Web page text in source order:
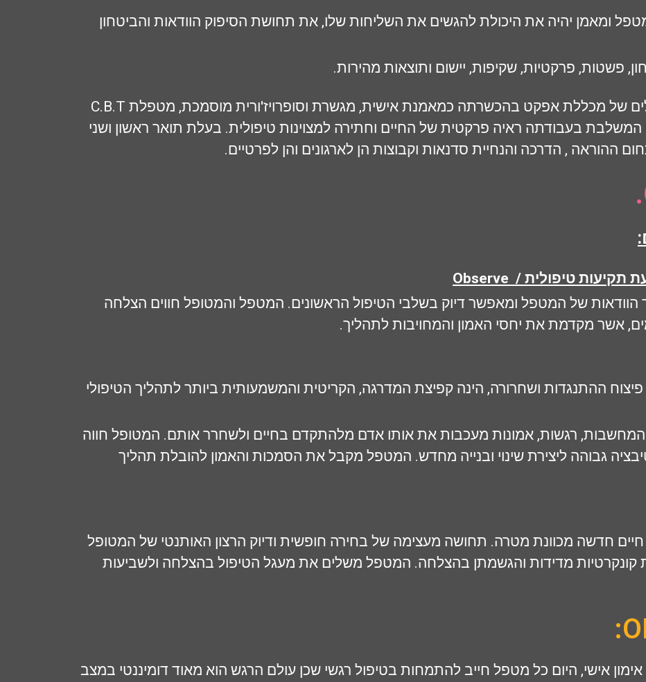
ומאמן יהיה את היכולת להגשים את השליחות שלו, את תחושת הסיפוק הוודאות והביטחון
פשטות, פרקטיות, שקיפות, יישום ותוצאות מהירות.
בטי שרם מייסדת שיטת ORB והבעלים של מכללת אפקט בהכשרתה כמאמנת אישית, מגשרת וסופרויז'ורית מוסמכת, מטפלת C.B.T
מורה לתטא היליניג, נטורופתית N.D המשלבת בעבודתה ראיה פרקטית של החיים וחתירה למצוינות טיפולית. בעלת תואר ראשון ושני
Observe / תקיעות טיפולית
של המטפל ומאפשר דיוק בשלבי הטיפול הראשונים. המטפל והמטופל חווים הצלחה
אשר מקדמת את יחסי האמון והמחויבות לתהליך.
פיצוח ההתנגדות ושחרורה, הינה קפיצת המדרגה, הקריטית והמשמעותית ביותר לתהליך הטיפולי
רגשות, אמונות מעכבות את אותו אדם מלהתקדם בחיים ולשחרר אותם. המטופל חווה
גבוהה ליצירת שינוי ובנייה מחדש. המטפל מקבל את הסמכות והאמון להובלת תהליך
חיים חדשה מכוונת מטרה. תחושה מעצימה של בחירה חופשית ודיוק הרצון האותנטי של המטופל
קונקרטיות מדידות והגשמתן בהצלחה. המטפל משלים את מעגל הטיפול בהצלחה ולשביעות
אימון אישי, היום כל מטפל חייב להתמחות בטיפול רגשי שכן עולם הרגש הוא מאוד דומיננטי במצב